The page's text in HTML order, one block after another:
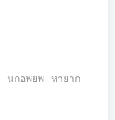
นกอพยพ หายาก